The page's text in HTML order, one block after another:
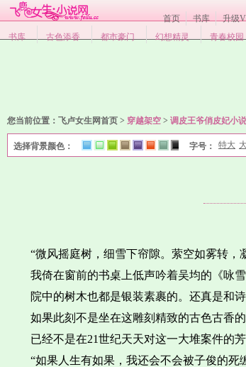
首页 书库 升级
书库
古色添香 都市豪门 幻想精灵 青春校园
您当前位置： 飞卢女生网首页 > 穿越架空 > 调皮王爷俏皮妃小说
选择背景颜色：
1
2 3 4 5 6 7 8
字号： 特大
“微风摇庭树，细雪下帘隙。萦空如雾转
我倚在窗前的书桌上低声吟着吴均的《咏
院中的树木也都是银装素裹的。还真是和
如果此刻不是坐在这雕刻精致的古色古香
已经不是在21世纪天天对这一大堆案件
“如果人生有如果，我还会不会被子俊的